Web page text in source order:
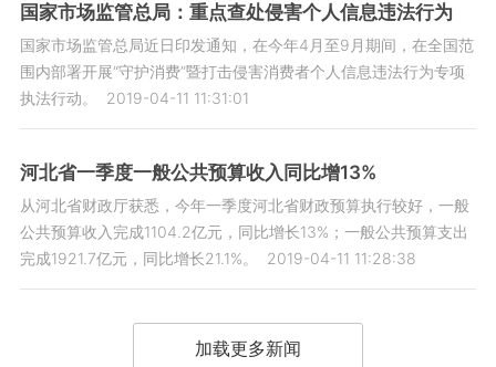
国家市场监管总局：重点查处侵害个人信息违法行为
国家市场监管总局近日印发通知，在今年4月至9月期间，在全国范
围内部署开展“守护消费”暨打击侵害消费者个人信息违法行为专项
执法行动。
2019-04-11 11:31:01
河北省一季度一般公共预算收入同比增13%
从河北省财政厅获悉，今年一季度河北省财政预算执行较好，一般
公共预算收入完成1104.2亿元，同比增长13%；一般公共预算支出
完成1921.7亿元，同比增长21.1%。
2019-04-11 11:28:38
加载更多新闻